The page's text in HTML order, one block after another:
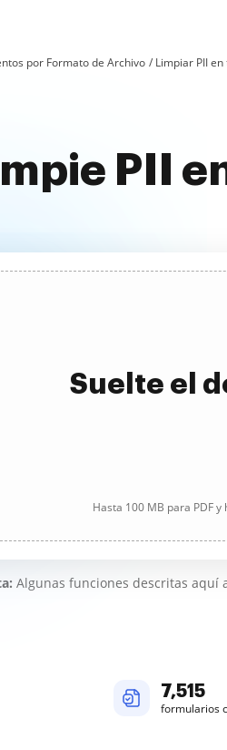
por Formato de Archivo Limpiar PII
PII
Suelte el
Hasta 100 MB para PDF y
Algunas funciones descritas aquí
7,516
formularios